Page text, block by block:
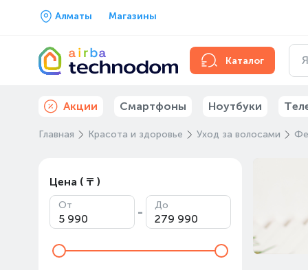
Алматы Магазины
Каталог
Акции Смартфоны Ноутбуки
Главная Красота и здоровье Уход за волосами
Цена ( ₸ )
От - До